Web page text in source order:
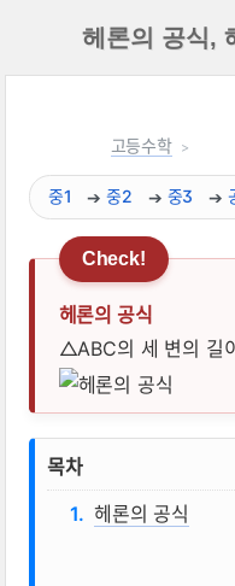
헤론의 공식,
고등수학
중1 중2 중3
헤론의 공식
△ABC의 세 변의 길
헤론의 공식,
목차
헤론의 공식